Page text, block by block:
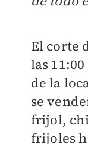
El corte
las
de la
se
frijol,
frijoles